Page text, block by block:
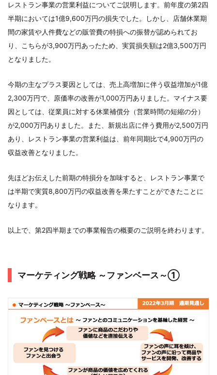
レストラン事業の営業利益についてご説明します。前年度の第2四
半期においては1億9,600万円の損失でした。しかし、店舗休業期
間の家賃や人件費などの販管費の特損への振替が認められてお
り、こちらが3,900万円あったため、実質損失額は2億3,500万円
となりました。
今期の主なプラス要因としては、売上高増加に伴う収益増加が1億
2,300万円で、原価率の改善が1,000万円ありました。マイナス要
因としては、従業員に対する休業補償分（営業時間の短縮の分）
が2,000万円ありました。また、新規出店に伴う費用が2,500万円
あり、レストラン事業の営業利益は、前年同期比で4,900万円の
収益改善となりました。
先ほどお伝えした前期の特損分を加味すると、レストラン事業で
は半期で実質8,800万円の収益改善を果たすことができたことに
なります。
以上で、第2四半期までの事業報告の概要のご説明を終わります。
マーケティング戦略 ～ファンベース～①